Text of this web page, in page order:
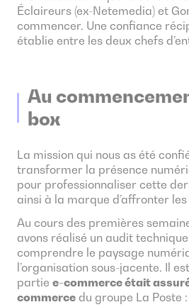
Éclaireurs (ex-Netemedia) et
commencer. Une confiance
établie entre les deux chefs
Au
box
La mission qui nous as été
transformer la présence
pour professionnaliser cette
ainsi à la marque d’affronter
Au cours des premières
avons réalisé un audit
comprendre le paysage
l’organisation sous-jacente. Il
partie e-commerce était
commerce du groupe La Poste